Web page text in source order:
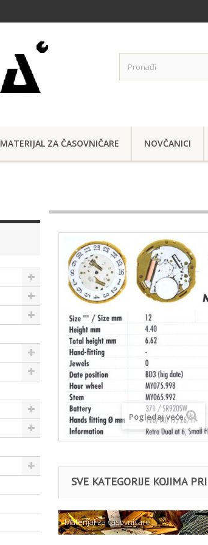
MATERIJAL ZA ČASOVNIČARE NOVČANICI
Pogledaj veće
SVE KATEGORIJE KOJIMA
Materijal za časovničare